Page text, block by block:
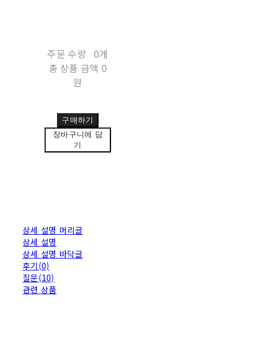
주문 수량 0개
총 상품 금액 0
원
구매하기
장바구니에 담
기
상세 설명 머리글
상세 설명
상세 설명 바닥글
후기(0)
질문(10)
관련 상품